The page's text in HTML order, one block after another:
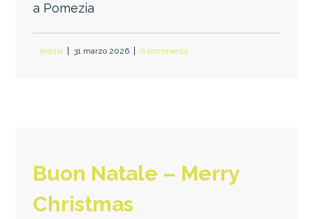
a Pomezia
media 31 marzo 2026 0 comments
Buon Natale – Merry
Christmas